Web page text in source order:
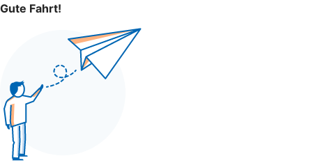
Gute Fahrt!